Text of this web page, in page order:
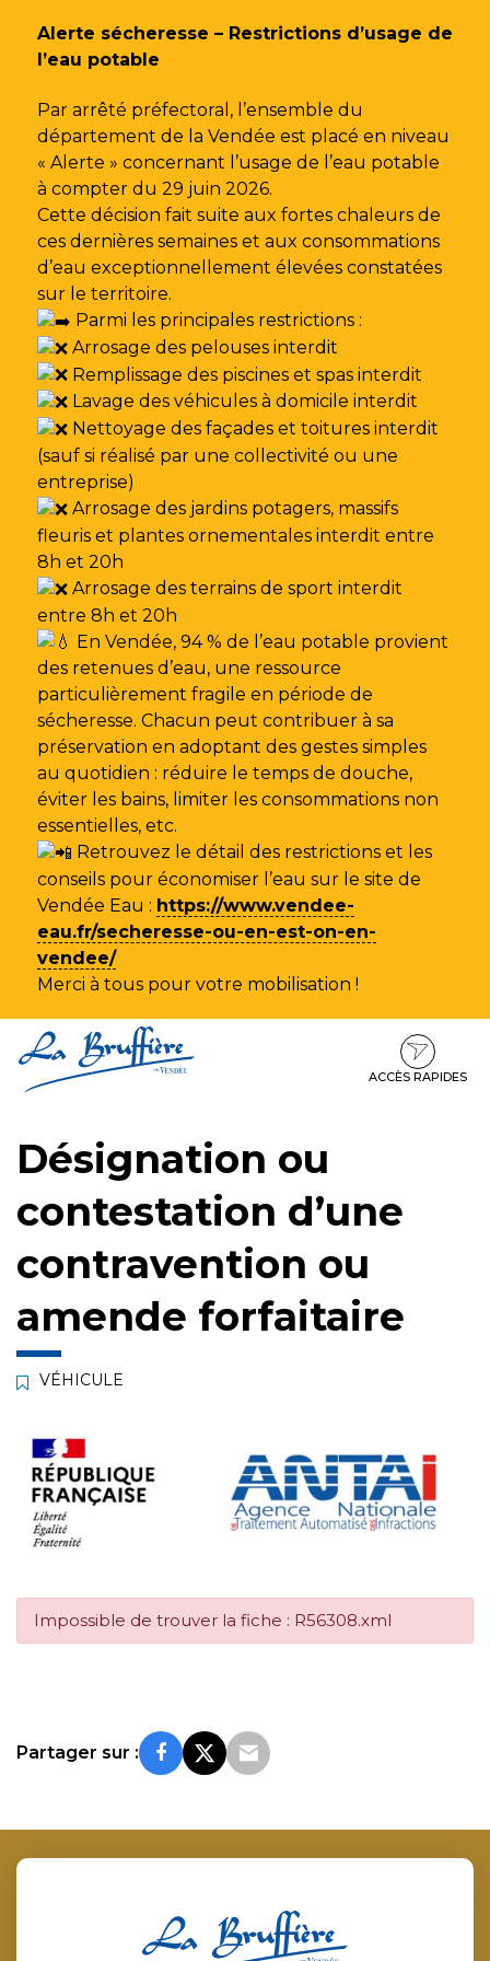
Alerte sécheresse – Restrictions d’usage de
l’eau potable
Par arrêté préfectoral, l’ensemble du
département de la Vendée est placé en niveau
« Alerte » concernant l’usage de l’eau potable
à compter du 29 juin 2026.
Cette décision fait suite aux fortes chaleurs de
ces dernières semaines et aux consommations
d’eau exceptionnellement élevées constatées
sur le territoire.
Parmi les principales restrictions :
Arrosage des pelouses interdit
Remplissage des piscines et spas interdit
Lavage des véhicules à domicile interdit
Nettoyage des façades et toitures interdit
(sauf si réalisé par une collectivité ou une
entreprise)
Arrosage des jardins potagers, massifs
fleuris et plantes ornementales interdit entre
8h et 20h
Arrosage des terrains de sport interdit
entre 8h et 20h
En Vendée, 94 % de l’eau potable provient
des retenues d’eau, une ressource
particulièrement fragile en période de
sécheresse. Chacun peut contribuer à sa
préservation en adoptant des gestes simples
au quotidien : réduire le temps de douche,
éviter les bains, limiter les consommations non
essentielles, etc.
Retrouvez le détail des restrictions et les
conseils pour économiser l’eau sur le site de
Vendée Eau : https://www.vendee-
eau.fr/secheresse-ou-en-est-on-en-
vendee/
Merci à tous pour votre mobilisation !
au
contenu
au
ACCÈS RAPIDES
Désignation ou
contestation d’une
contravention ou
amende forfaitaire
VÉHICULE
Impossible de trouver la fiche : R56308.xml
Partager sur :